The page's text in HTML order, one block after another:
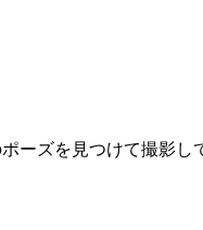
ーズを見つけて撮影し